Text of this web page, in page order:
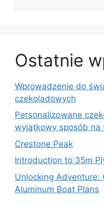
Ostatnie
Wprowadzenie do
czekoladowych
Personalizowane
wyjątkowy sposób na
Crestone Peak
Introduction to 35m
Unlocking Adventure:
Aluminum Boat Plans